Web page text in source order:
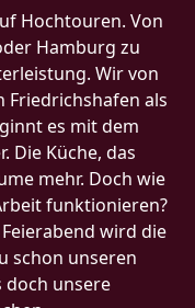
Hochtouren. Von
Hamburg zu
Wir von
Friedrichshafen als
es mit dem
Die Küche, das
mehr. Doch wie
funktionieren?
wird die
schon unseren
doch unsere